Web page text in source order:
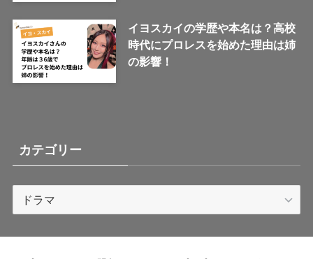
イヨスカイの学歴や本名は？高校
時代にプロレスを始めた理由は姉
の影響！
カテゴリー